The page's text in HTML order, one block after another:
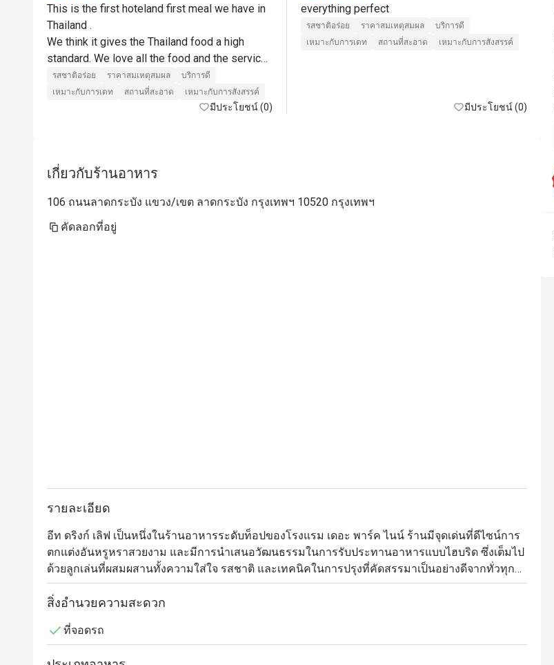
This is the first hoteland first meal we have in
Thailand .
We think it gives the Thailand food a high
standard. We love all the food and the service
there.
We will visit the restaurant again when we visit
รสชาติอร่อย ราคาสมเหตุสมผล
บริการดี
เหมาะกับการเดท
สถานที่สะอาด เหมาะกับการสังสรรค์
มีประโยชน์ (0)
everything perfect
รสชาติอร่อย ราคาสมเหตุสมผล
บริการดี
เหมาะกับการเดท
สถานที่สะอาด เหมาะกับการสังสรรค์
มีประโยชน์ (0)
เกี่ยวกับร้านอาหาร
106 ถนนลาดกระบัง แขวง/เขต ลาดกระบัง กรุงเทพฯ 10520 กรุงเทพฯ
คัดลอกที่อยู่
รายละเอียด
อีท ดริงก์ เลิฟ เป็นหนึ่งในร้านอาหารระดับท็อปของโรงแรม เดอะ พาร์ค ไนน์ ร้านมีจุดเด่นที่ดีไซน์การ
ตกแต่งอันหรูหราสวยงาม และมีการนำเสนอวัฒนธรรมในการรับประทานอาหารแบบไฮบริด ซึ่งเต็มไป
ด้วยลูกเล่นที่ผสมผสานทั้งความใส่ใจ รสชาติ และเทคนิคในการปรุงที่คัดสรรมาเป็นอย่างดีจากทั่วทุก
มุมโลก นอกจากเมนูพิเศษที่เชฟคิดค้นขึ้นเองแล้ว ทางร้านยังมีเมนูคอมฟอร์ตฟู้ดนานาชาติที่โดดเด่น
มาก โดยมีไฮไลต์อยู่ที่อาหารฝรั่งเศส อิตาเลียน และอาหารไทย นอกจากนี้ บรั๊นช์และอาฟเตอร์นูนทีก็
สิ่งอำนวยความสะดวก
ที่จอดรถ